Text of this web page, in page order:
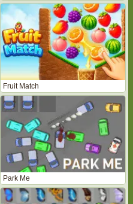
Fruit Match
Park Me